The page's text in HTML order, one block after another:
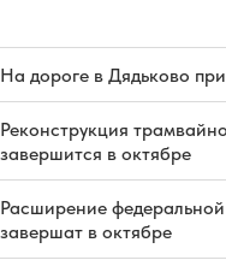
На дороге в Дядьково
Реконструкция
завершится в октябре
Расширение
завершат в октябре